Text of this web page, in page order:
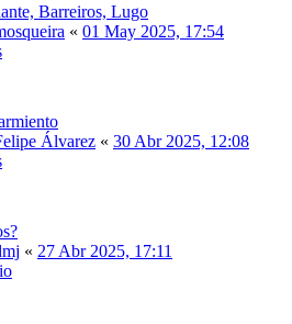
Barreiros, Lugo
« 01 May 2025, 17:54
Álvarez « 30 Abr 2025, 12:08
« 27 Abr 2025, 17:11